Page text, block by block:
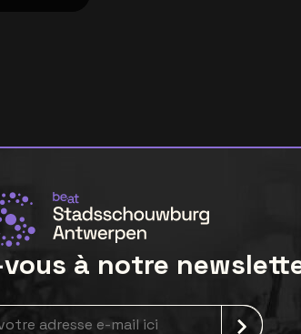
à notre
la newsletter